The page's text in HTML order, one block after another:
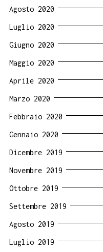
Agosto 2020
Luglio 2020
Giugno 2020
Maggio 2020
Aprile 2020
Marzo 2020
Febbraio 2020
Gennaio 2020
Dicembre 2019
Novembre 2019
Ottobre 2019
Settembre 2019
Agosto 2019
Luglio 2019